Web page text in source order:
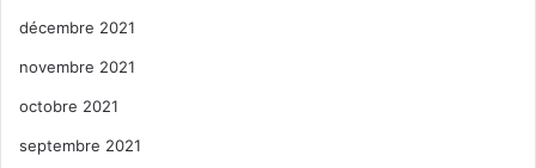
décembre 2021
novembre 2021
octobre 2021
septembre 2021